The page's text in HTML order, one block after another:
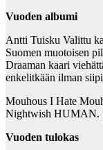
Vuoden albumi
Antti Tuisku Valittu
Suomen muotoisen
Draaman kaari
enkelitkään ilman
Mouhous I Hate
Nightwish HUMAN.
Vuoden tulokas